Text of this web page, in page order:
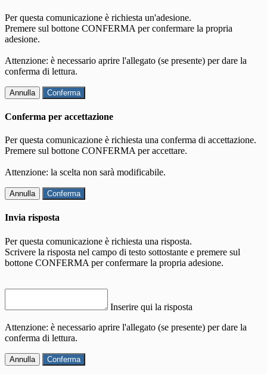
Per questa comunicazione è richiesta un'adesione.
Premere sul bottone CONFERMA per confermare la propria
adesione.
Attenzione: è necessario aprire l'allegato (se presente) per dare la
conferma di lettura.
Annulla Conferma
Conferma per accettazione
Per questa comunicazione è richiesta una conferma di accettazione.
Premere sul bottone CONFERMA per accettare.
Attenzione: la scelta non sarà modificabile.
Annulla Conferma
Invia risposta
Per questa comunicazione è richiesta una risposta.
Scrivere la risposta nel campo di testo sottostante e premere sul
bottone CONFERMA per confermare la propria adesione.
Inserire qui la risposta
Attenzione: è necessario aprire l'allegato (se presente) per dare la
conferma di lettura.
Annulla Conferma